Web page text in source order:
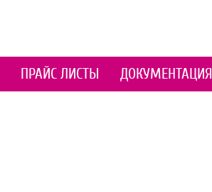
ПРАЙС ЛИСТЫ ДОКУМЕНТАЦИЯ